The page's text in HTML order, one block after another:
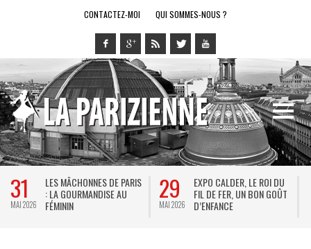
CONTACTEZ-MOI QUI SOMMES-NOUS ?
31
MAI 2026
LES MÂCHONNES DE PARIS
: LA GOURMANDISE AU
FÉMININ
29
MAI 2026
EXPO CALDER, LE ROI DU
FIL DE FER, UN BON GOÛT
D’ENFANCE